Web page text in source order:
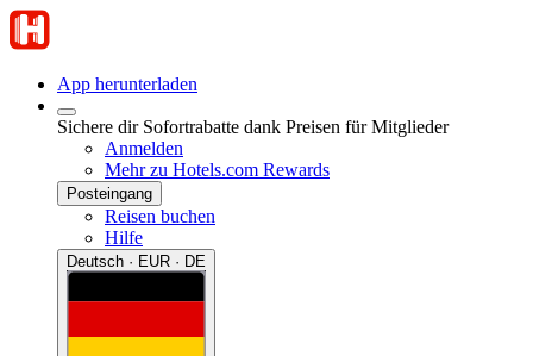
App herunterladen
Sichere dir Sofortrabatte dank Preisen für Mitglieder
Anmelden
Mehr zu Hotels.com Rewards
Posteingang
Reisen buchen
Hilfe
Deutsch · EUR · DE